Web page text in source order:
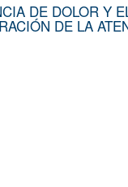
DE DOLOR Y
DE LA